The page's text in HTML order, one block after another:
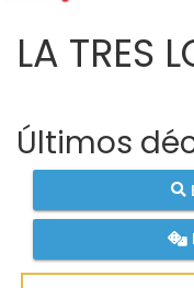
LA TRES
Últimos